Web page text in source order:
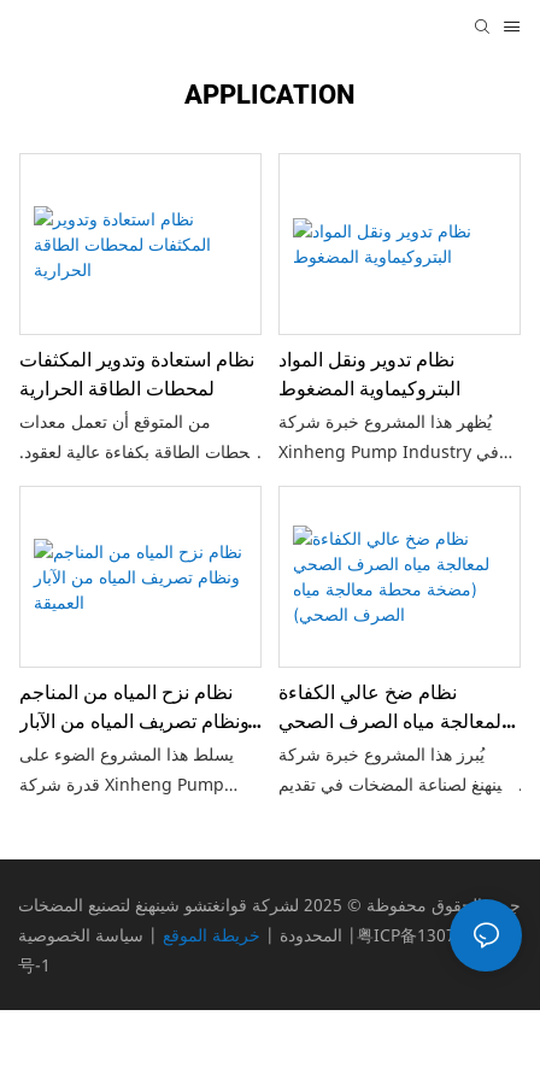
APPLICATION
نظام استعادة وتدوير المكثفات
لمحطات الطاقة الحرارية
من المتوقع أن تعمل معدات
محطات الطاقة بكفاءة عالية لعقود.
توفر شركة شينهينغ تخطيطًا شاملاً
بعد البيع سريعة الاستجابة لضمان
استمرار أنظمة الطاقة الخاصة بك
في العمل بأعلى كفاءة طوال دورة
نظام تدوير ونقل المواد
البتروكيماوية المضغوط
يُظهر هذا المشروع خبرة شركة
Xinheng Pump Industry في
تقديم حلول ضخ عالية الأداء وآمنة
لصناعات النفط والغاز والمعالجة
الكيميائية.
نظام نزح المياه من المناجم
ونظام تصريف المياه من الآبار
العميقة
يسلط هذا المشروع الضوء على
قدرة شركة Xinheng Pump
أنحاء العالم.
نظام ضخ عالي الكفاءة
لمعالجة مياه الصرف الصحي
(مضخة محطة معالجة مياه
الصرف الصحي)
يُبرز هذا المشروع خبرة شركة
شينهنغ لصناعة المضخات في تقديم
جميع الحقوق محفوظة © 2025 لشركة قوانغتشو شينهنغ لتصنيع المضخات
المحدودة | خريطة الموقع | سياسة الخصوصية |粤ICP备13073401
号-1